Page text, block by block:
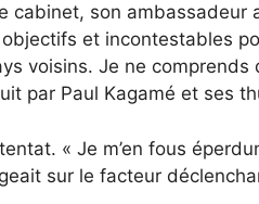
cabinet, son ambassadeur
objectifs et incontestables
voisins. Je ne
par Paul Kagamé et ses
« Je m’en fous
sur le facteur